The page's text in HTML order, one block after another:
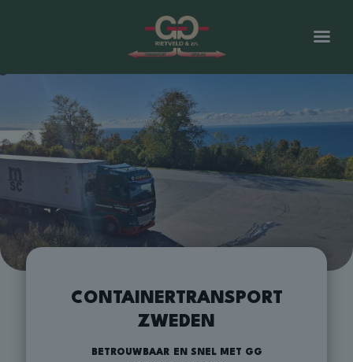
CONTAINERTRANSPORT
ZWEDEN
BETROUWBAAR EN SNEL MET GG